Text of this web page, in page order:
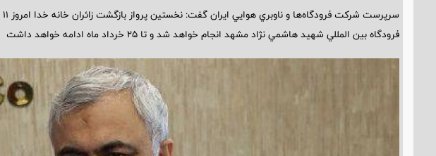
فرودگاه بين المللي شهيد هاشمي نژاد مشهد انجام خواهد شد و تا 25 خرداد ماه ادامه خواهد داشت